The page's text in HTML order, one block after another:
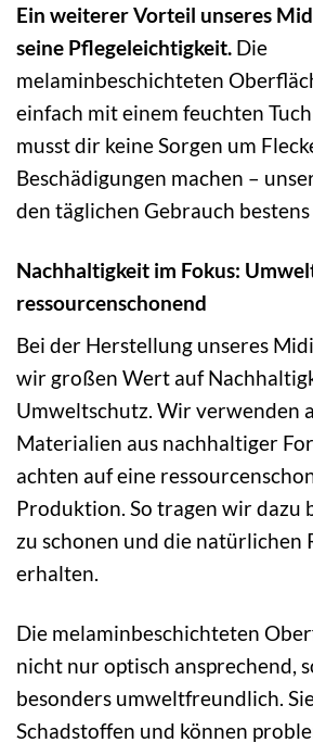
Ein weiterer Vorteil unseres
seine Pflegeleichtigkeit. Die
melaminbeschichteten
einfach mit einem feuchten
musst dir keine Sorgen um
Beschädigungen machen –
den täglichen Gebrauch
Nachhaltigkeit im Fokus:
ressourcenschonend
Bei der Herstellung unseres
wir großen Wert auf
Umweltschutz. Wir verwenden
Materialien aus nachhaltiger
achten auf eine
Produktion. So tragen wir dazu
zu schonen und die natürlichen
erhalten.
Die melaminbeschichteten
nicht nur optisch ansprechend,
besonders umweltfreundlich.
Schadstoffen und können